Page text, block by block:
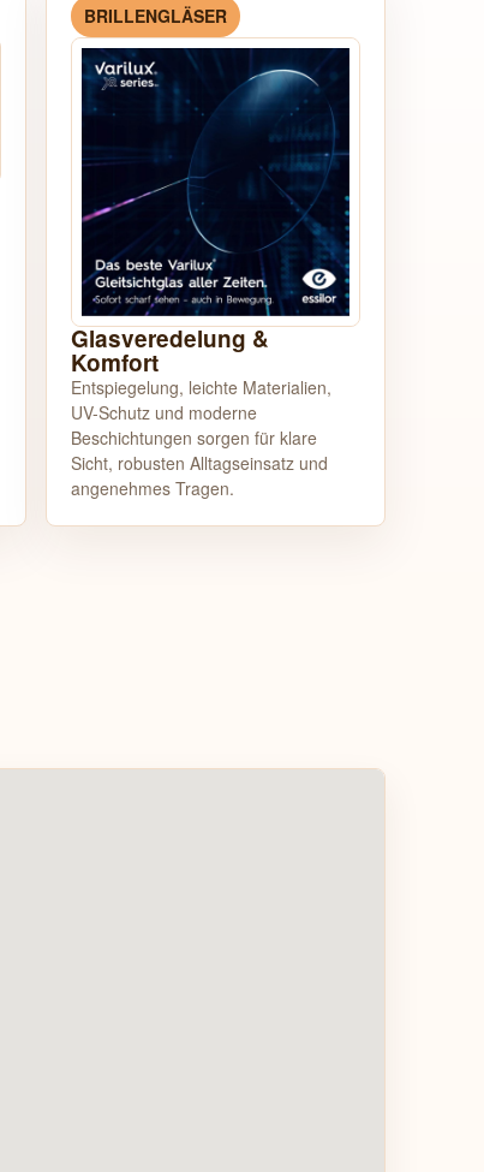
BRILLENGLÄSER
Glasveredelung &
Komfort
Entspiegelung, leichte Materialien,
UV-Schutz und moderne
Beschichtungen sorgen für klare
Sicht, robusten Alltagseinsatz und
angenehmes Tragen.